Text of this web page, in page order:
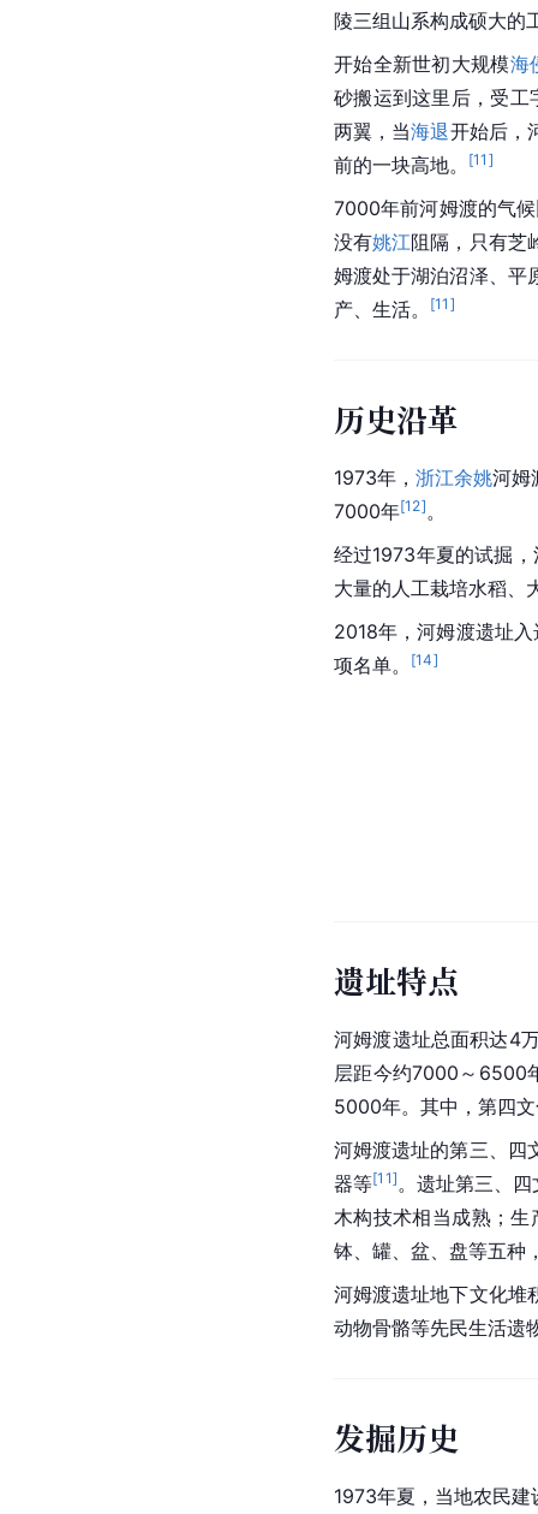
陵三组山系构成硕大的
开始全新世初大规模海
砂搬运到这里后，受工
两翼，当海退开始后，
前的一块高地。
[11 ]
7000年前河姆渡的气
没有姚江阻隔，只有
姆渡处于湖泊沼泽、平
产、生活。
[11 ]
历史沿革
1973年， 浙江余姚河姆
7000年[12] 。
经过1973年夏的试掘
大量的人工栽培水稻、
2018年，河姆渡遗址入
项名单。
[14]
遗址特点
河姆渡遗址总面积达4
层距今约7000～6500
5000年。其中，第四
河姆渡遗址的第三、四
器等[11]。遗址第三、
木构技术相当成熟；
钵、罐、盆、盘等五种
河姆渡遗址地下文化堆
动物骨骼等先民生活遗
发掘历史
1973年夏，当地农民